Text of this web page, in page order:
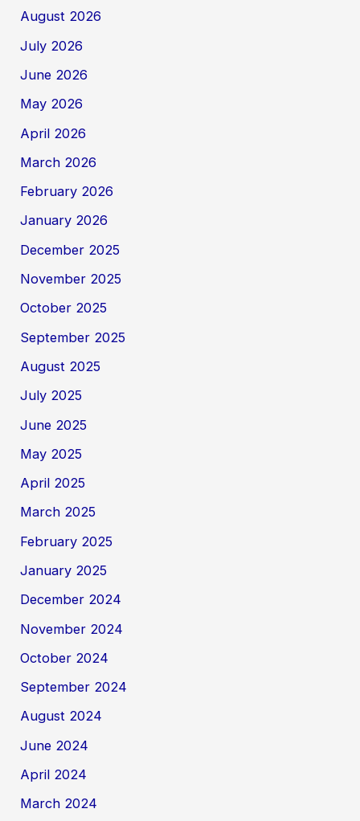
August 2026
July 2026
June 2026
May 2026
April 2026
March 2026
February 2026
January 2026
December 2025
November 2025
October 2025
September 2025
August 2025
July 2025
June 2025
May 2025
April 2025
March 2025
February 2025
January 2025
December 2024
November 2024
October 2024
September 2024
August 2024
June 2024
April 2024
March 2024